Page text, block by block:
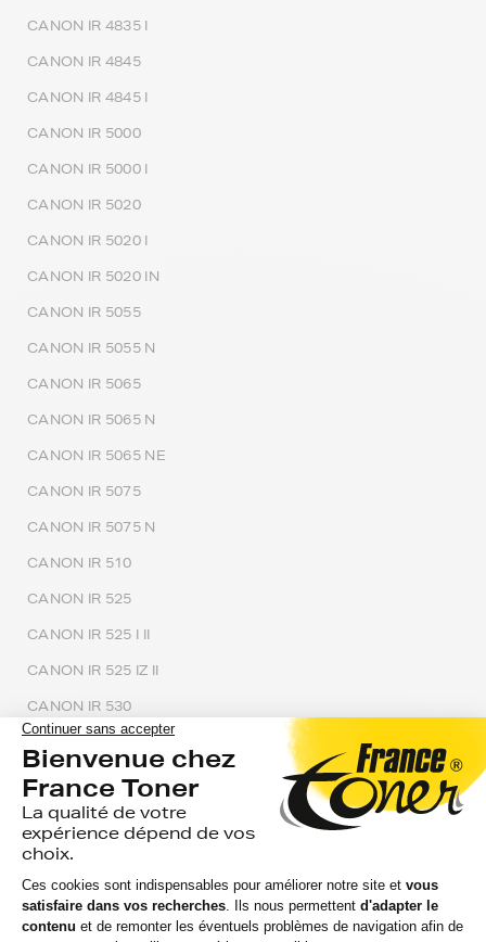
CANON IR 4835 I
CANON IR 4845
CANON IR 4845 I
CANON IR 5000
CANON IR 5000 I
CANON IR 5020
CANON IR 5020 I
CANON IR 5020 IN
CANON IR 5055
CANON IR 5055 N
CANON IR 5065
CANON IR 5065 N
CANON IR 5065 NE
CANON IR 5075
CANON IR 5075 N
CANON IR 510
CANON IR 525
CANON IR 525 I II
CANON IR 525 IZ II
CANON IR 530
CANON IR 5570
CANON IR 570
CANON IR 5800
CANON IR 5800 C
CANON IR 5800 CI
CANON IR 5800 CN